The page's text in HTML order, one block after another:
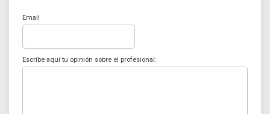
Email
Escribe aquí tu opinión sobre el profesional: